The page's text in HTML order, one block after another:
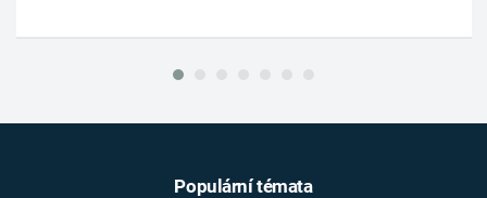
Populární témata